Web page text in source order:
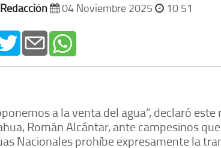
Redacción 04 Noviembre 2025 10 51
a la venta del agua”, declaró
Román Alcántar, ante campesinos
Nacionales prohíbe expresamente la